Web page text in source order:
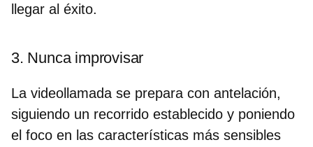
llegar al éxito.
3. Nunca improvisar
La videollamada se prepara con antelación,
siguiendo un recorrido establecido y poniendo
el foco en las características más sensibles